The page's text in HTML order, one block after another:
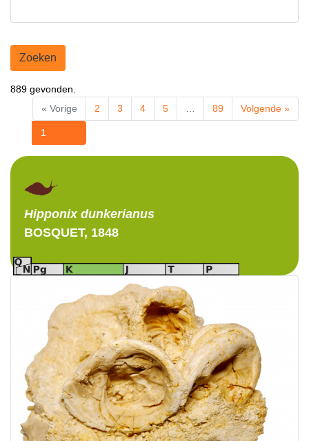
Zoeken
889 gevonden.
« Vorige
1
2 3 4 5 89 Volgende »
Hipponixdunkerianus
BOSQUET, 1848